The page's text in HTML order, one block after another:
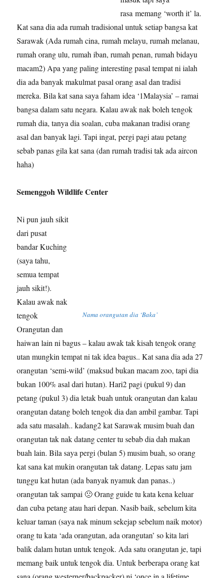
rasa memang ‘worth it’ la.
Kat sana dia ada rumah tradisional untuk setiap bangsa kat
Sarawak (Ada rumah cina, rumah melayu, rumah melanau,
rumah orang ulu, rumah iban, rumah penan, rumah bidayu
macam2) Apa yang paling interesting pasal tempat ni ialah
dia ada banyak makulmat pasal orang asal dan tradisi
mereka. Bila kat sana saya faham idea ‘1Malaysia’ – ramai
bangsa dalam satu negara. Kalau awak nak boleh tengok
rumah dia, tanya dia soalan, cuba makanan tradisi orang
asal dan banyak lagi. Tapi ingat, pergi pagi atau petang
sebab panas gila kat sana (dan rumah tradisi tak ada aircon
haha)
Semenggoh Wildlife Center
Nama orangutan dia ‘Baka’
Ni pun jauh sikit
dari pusat
bandar Kuching
(saya tahu,
semua tempat
jauh sikit!).
Kalau awak nak
tengok
Orangutan dan
haiwan lain ni bagus – kalau awak tak kisah tengok orang
utan mungkin tempat ni tak idea bagus.. Kat sana dia ada 27
orangutan ‘semi-wild’ (maksud bukan macam zoo, tapi dia
bukan 100% asal dari hutan). Hari2 pagi (pukul 9) dan
petang (pukul 3) dia letak buah untuk orangutan dan kalau
orangutan datang boleh tengok dia dan ambil gambar. Tapi
ada satu masalah.. kadang2 kat Sarawak musim buah dan
orangutan tak nak datang center tu sebab dia dah makan
buah lain. Bila saya pergi (bulan 5) musim buah, so orang
kat sana kat mukin orangutan tak datang. Lepas satu jam
tunggu kat hutan (ada banyak nyamuk dan panas..)
orangutan tak sampai 🙁 Orang guide tu kata kena keluar
dan cuba petang atau hari depan. Nasib baik, sebelum kita
keluar taman (saya nak minum sekejap sebelum naik motor)
orang tu kata ‘ada orangutan, ada orangutan’ so kita lari
balik dalam hutan untuk tengok. Ada satu orangutan je, tapi
memang baik untuk tengok dia. Untuk berberapa orang kat